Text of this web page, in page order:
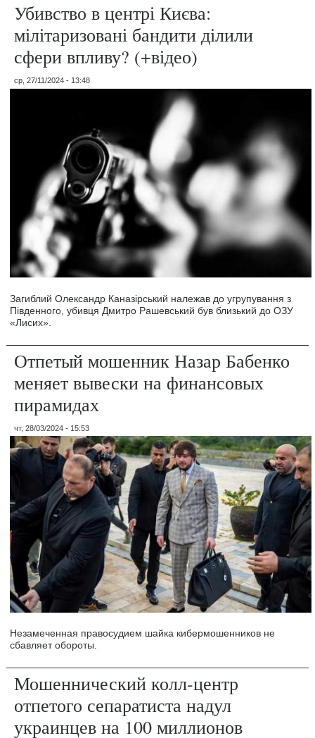
Убивство в центрі Києва:
мілітаризовані бандити ділили
сфери впливу? (+відео)
ср, 27/11/2024 - 13:48
Загиблий Олександр Каназірський належав до угрупування з
Південного, убивця Дмитро Рашевський був близький до ОЗУ
«Лисих».
Отпетый мошенник Назар Бабенко
меняет вывески на финансовых
пирамидах
чт, 28/03/2024 - 15:53
Незамеченная правосудием шайка кибермошенников не
сбавляет обороты.
Мошеннический колл-центр
отпетого сепаратиста надул
украинцев на 100 миллионов